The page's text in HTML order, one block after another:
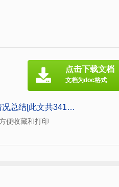
《乡镇河流水环境治理进展情况总结[此文共341字].doc》
便收藏和打印
点击下载文档
文档为doc格式